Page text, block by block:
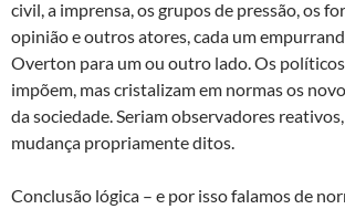
civil, a imprensa, os grupos de pressão, os
opinião e outros atores, cada um
Overton para um ou outro lado. Os
impõem, mas cristalizam em normas os
da sociedade. Seriam observadores
mudança propriamente ditos.
Conclusão lógica – e por isso falamos de